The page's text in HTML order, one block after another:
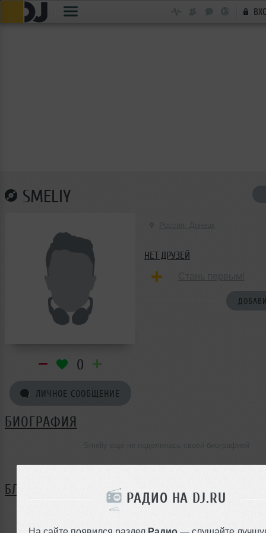
РАДИО НА DJ.RU
На сайте появился раздел Радио — слушайте
SMELIY
0
ЛИЧНОЕ СООБЩЕНИЕ
НЕТ ДРУЗЕЙ
БИОГРАФИЯ
БЛОГ